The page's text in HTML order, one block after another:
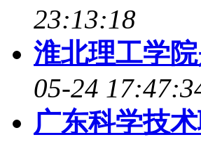
23:13:18
淮北理工学
05-24
广东科学技